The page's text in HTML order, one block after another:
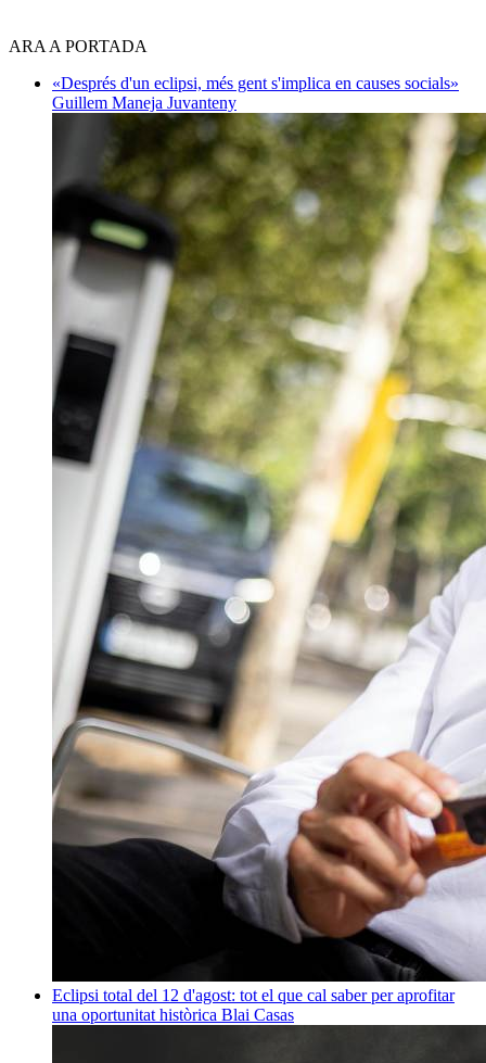
ARA A PORTADA
«Després d'un eclipsi, més gent s'implica en causes socials»
Guillem Maneja Juvanteny
Eclipsi total del 12 d'agost: tot el que cal saber per aprofitar
una oportunitat històrica Blai Casas